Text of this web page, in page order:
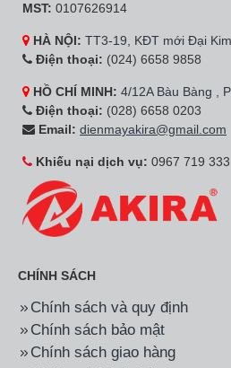
MST: 0107626914
HÀ NỘI: TT3-19, KĐT mới Đại
Điện thoại: (024) 6658 9858
HỒ CHÍ MINH: 4/12A Bàu Bàng ,
Điện thoại: (028) 6658 0203
Email: dienmayakira@gmail.com
Khiếu nại dịch vụ: 0967 719 333
CHÍNH SÁCH
Chính sách và quy định
Chính sách bảo mật
Chính sách giao hàng